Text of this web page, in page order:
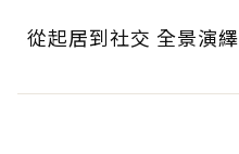
從起居到社交 全景演